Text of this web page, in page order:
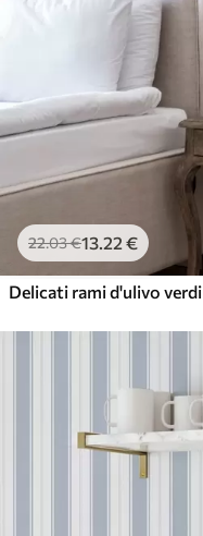
22.03€13.22 €
Delicati rami d'ulivo verdi